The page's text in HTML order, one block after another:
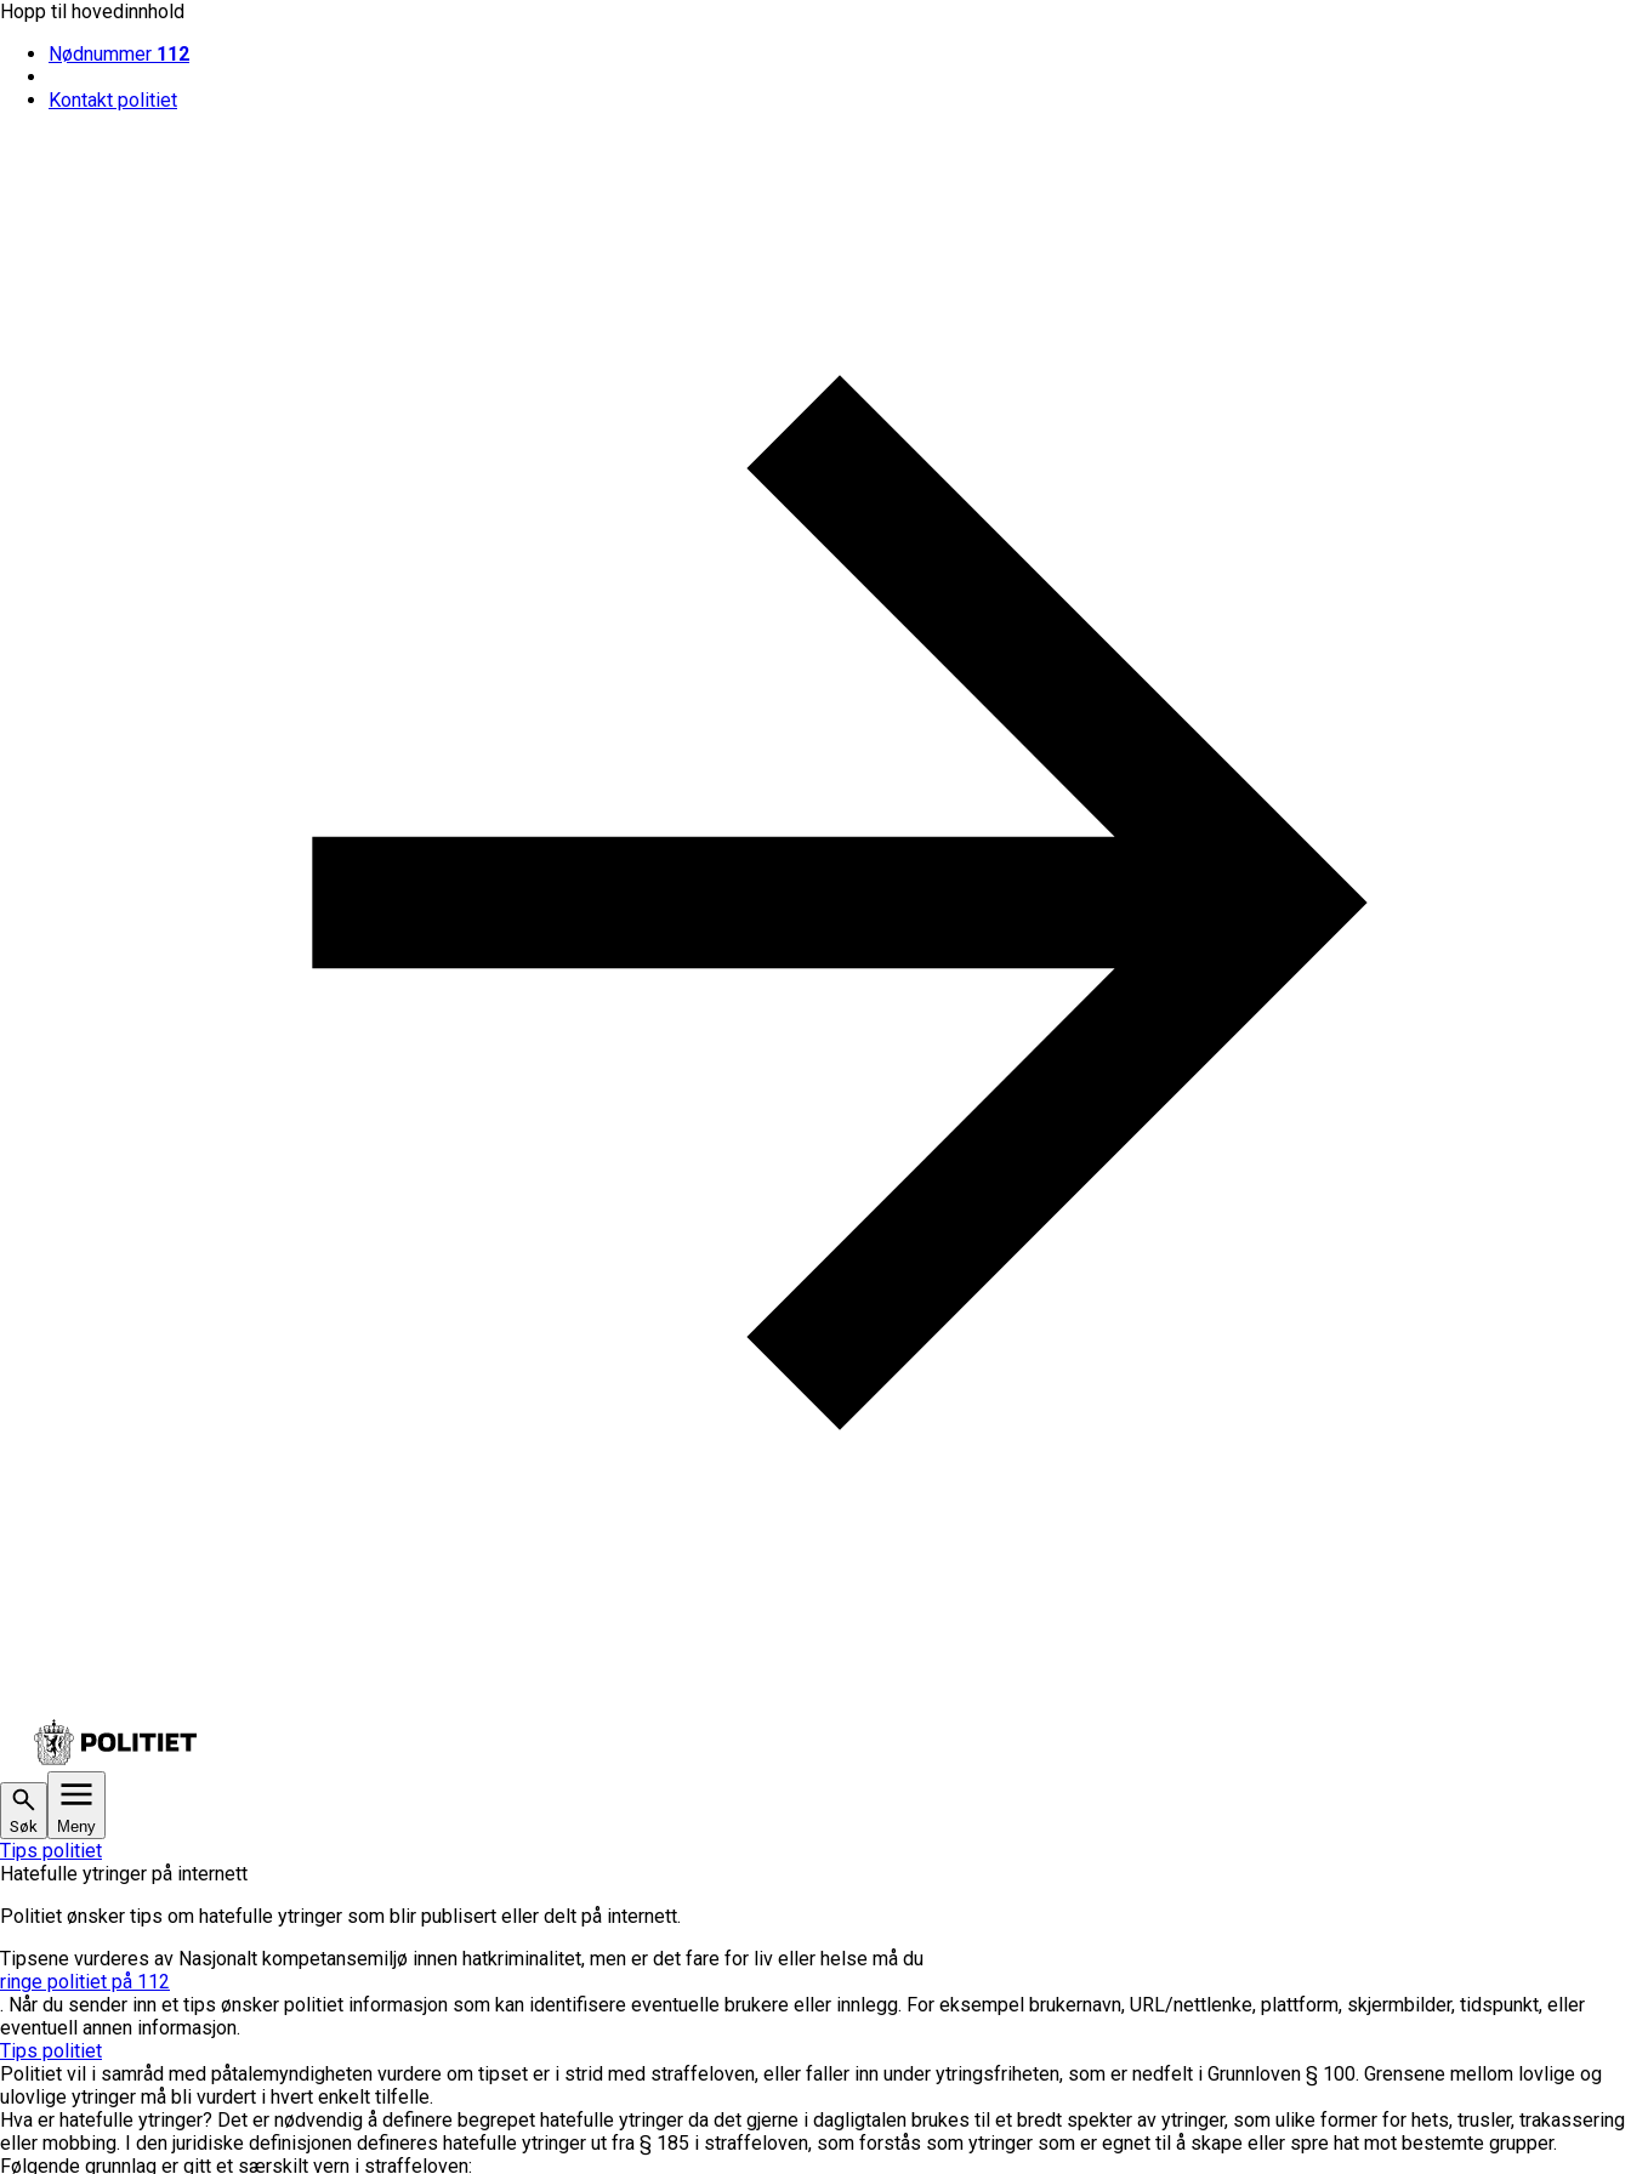
Hopp til hovedinnhold
Nødnummer 112
Kontakt politiet
Søk Meny
Tips politiet
Hatefulle ytringer på internett
Politiet ønsker tips om hatefulle ytringer som blir publisert eller delt på internett.
Tipsene vurderes av Nasjonalt kompetansemiljø innen hatkriminalitet, men er det fare for liv eller helse må du
ringe politiet på 112
. Når du sender inn et tips ønsker politiet informasjon som kan identifisere eventuelle brukere eller innlegg. For eksempel brukernavn, URL/nettlenke, plattform, skjermbilder, tidspunkt, eller
eventuell annen informasjon.
Tips politiet
Politiet vil i samråd med påtalemyndigheten vurdere om tipset er i strid med straffeloven, eller faller inn under ytringsfriheten, som er nedfelt i Grunnloven § 100. Grensene mellom lovlige og
ulovlige ytringer må bli vurdert i hvert enkelt tilfelle.
Hva er hatefulle ytringer? Det er nødvendig å definere begrepet hatefulle ytringer da det gjerne i dagligtalen brukes til et bredt spekter av ytringer, som ulike former for hets, trusler, trakassering
eller mobbing. I den juridiske definisjonen defineres hatefulle ytringer ut fra § 185 i straffeloven, som forstås som ytringer som er egnet til å skape eller spre hat mot bestemte grupper.
Følgende grunnlag er gitt et særskilt vern i straffeloven: